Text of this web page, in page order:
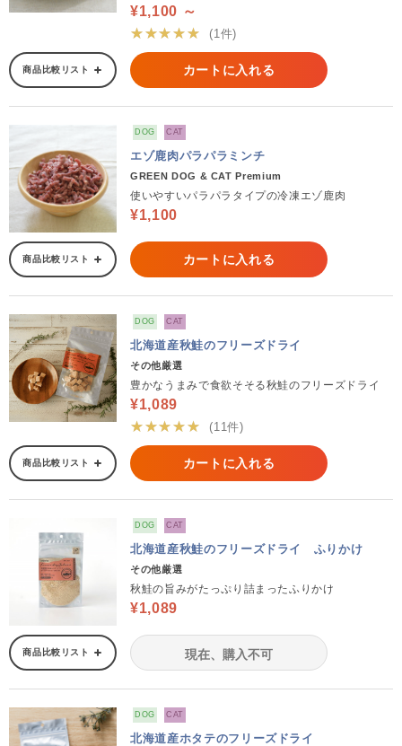
¥1,100 ～
★★★★★
(1件)
商品比較リスト カートに入れる
DOG CAT
エゾ鹿肉パラパラミンチ
GREEN DOG & CAT Premium
使いやすいパラパラタイプの冷凍エゾ鹿肉
¥1,100
商品比較リスト カートに入れる
DOG CAT
北海道産秋鮭のフリーズドライ
その他厳選
豊かなうまみで食欲そそる秋鮭のフリーズドライ
¥1,089
★★★★★
(11件)
商品比較リスト カートに入れる
DOG CAT
北海道産秋鮭のフリーズドライ ふりかけ
その他厳選
秋鮭の旨みがたっぷり詰まったふりかけ
¥1,089
商品比較リスト 現在、購入不可
DOG CAT
北海道産ホタテのフリーズドライ